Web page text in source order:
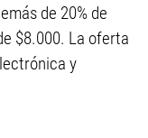
de 20% de
$8.000. La oferta
y